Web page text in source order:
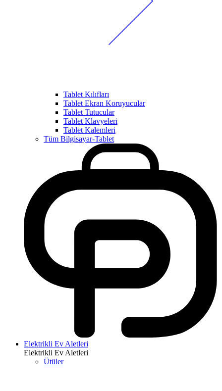
Tablet Kılıfları
Tablet Ekran Koruyucular
Tablet Tutucular
Tablet Klavyeleri
Tablet Kalemleri
Tüm Bilgisayar-Tablet
Elektrikli Ev Aletleri
Elektrikli Ev Aletleri
Ütüler